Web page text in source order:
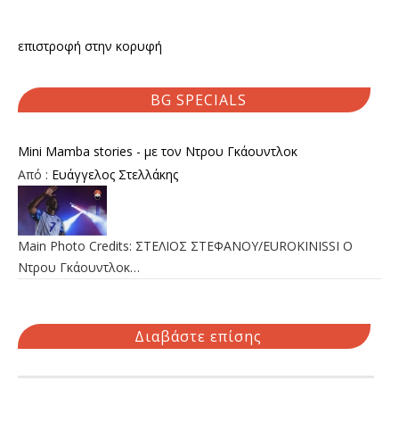
επιστροφή στην κορυφή
BG SPECIALS
Mini Mamba stories - με τον Ντρου Γκάουντλοκ
Από : Ευάγγελος Στελλάκης
Main Photo Credits: ΣΤΕΛΙΟΣ ΣΤΕΦΑΝΟΥ/EUROKINISSI Ο
Ντρου Γκάουντλοκ…
Διαβάστε επίσης